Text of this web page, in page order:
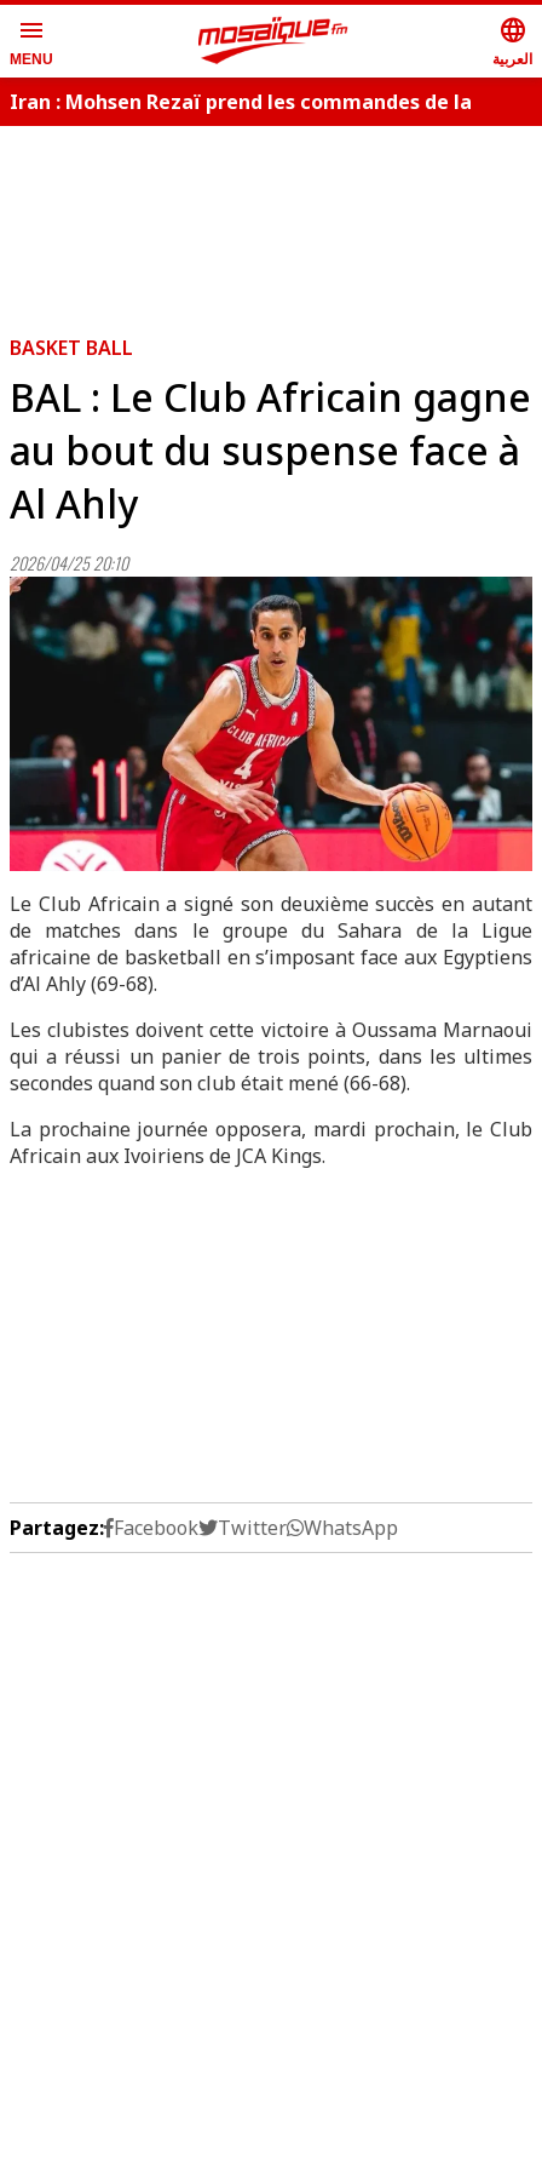
menu
MENU
language
العربية
Iran : Mohsen Rezaï prend les commandes de la
BASKET BALL
BAL : Le Club Africain gagne
au bout du suspense face à
Al Ahly
2026/04/25 20:10
Le Club Africain a signé son deuxième succès en autant
de matches dans le groupe du Sahara de la Ligue
africaine de basketball en s’imposant face aux Egyptiens
d’Al Ahly (69-68).
Les clubistes doivent cette victoire à Oussama Marnaoui
qui a réussi un panier de trois points, dans les ultimes
secondes quand son club était mené (66-68).
La prochaine journée opposera, mardi prochain, le Club
Africain aux Ivoiriens de JCA Kings.
Partagez: Facebook Twitter WhatsApp